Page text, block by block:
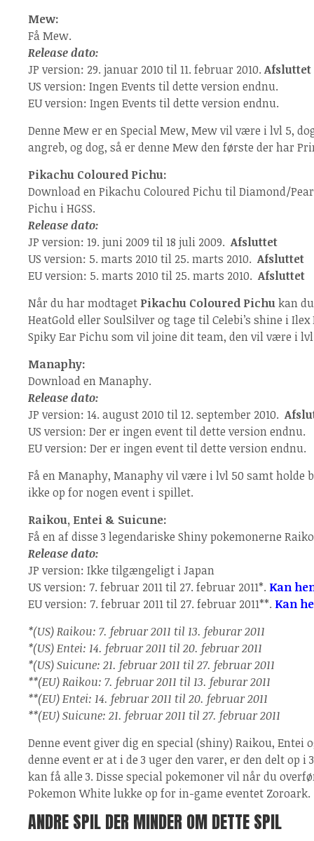
Mew:
Få Mew.
Release dato:
JP version: 29. januar 2010 til 11. februar 2010. Afsluttet
US version: Ingen Events til dette version endnu.
EU version: Ingen Events til dette version endnu.
Denne Mew er en Special Mew, Mew vil være i lvl 5,
angreb, og dog, så er denne Mew den første der har
Pikachu Coloured Pichu:
Download en Pikachu Coloured Pichu til Diamond/
Pichu i HGSS.
Release dato:
JP version: 19. juni 2009 til 18 juli 2009. Afsluttet
US version: 5. marts 2010 til 25. marts 2010. Afsluttet
EU version: 5. marts 2010 til 25. marts 2010. Afsluttet
Når du har modtaget Pikachu Coloured Pichukan
HeatGold eller SoulSilver og tage til Celebi’s shine i
Spiky Ear Pichu som vil joine dit team, den vil være i
Manaphy:
Download en Manaphy.
Release dato:
JP version: 14. august 2010 til 12. september 2010.
US version: Der er ingen event til dette version endnu.
EU version: Der er ingen event til dette version endnu.
Få en Manaphy, Manaphy vil være i lvl 50 samt holde
ikke op for nogen event i spillet.
Raikou, Entei & Suicune:
Få en af disse 3 legendariske Shiny pokemonerne
Release dato:
JP version: Ikke tilgængeligt i Japan
US version: 7. februar 2011 til 27. februar 2011*. Kan
EU version: 7. februar 2011 til 27. februar 2011**. Kan
*(US) Raikou: 7. februar 2011 til 13. feburar 2011
*(US) Entei: 14. februar 2011 til 20. februar 2011
*(US) Suicune: 21. februar 2011 til 27. februar 2011
**(EU) Raikou: 7. februar 2011 til 13. feburar 2011
**(EU) Entei: 14. februar 2011 til 20. februar 2011
**(EU) Suicune: 21. februar 2011 til 27. februar 2011
Denne event giver dig en special (shiny) Raikou, Entei
denne event er at i de 3 uger den varer, er den delt op i
kan få alle 3. Disse special pokemoner vil når du
Pokemon White lukke op for in-game eventet Zoroark.
ANDRE SPIL DER MINDER OM DETTE SPIL